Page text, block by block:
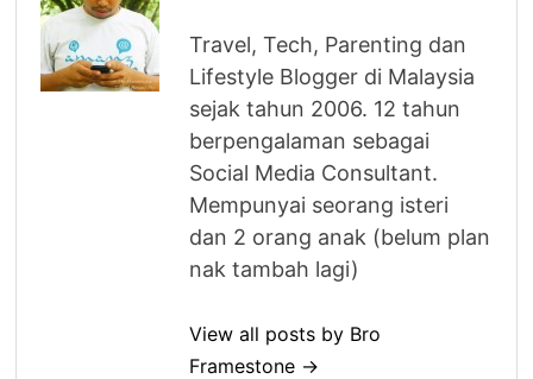
Travel, Tech, Parenting dan
Lifestyle Blogger di Malaysia
sejak tahun 2006. 12 tahun
berpengalaman sebagai
Social Media Consultant.
Mempunyai seorang isteri
dan 2 orang anak (belum plan
nak tambah lagi)
View all posts by Bro
Framestone →